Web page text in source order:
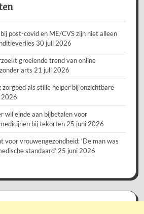
post-covid en ME/CVS zijn niet alleen
30 juli 2026
groeiende trend van online
arts 21 juli 2026
zorgbed als stille helper bij onzichtbare
2026
wil einde aan bijbetalen voor
bij tekorten 25 juni 2026
voor vrouwengezondheid: ‘De man was
standaard’ 25 juni 2026